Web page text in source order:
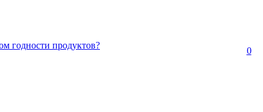
годности продуктов?
0